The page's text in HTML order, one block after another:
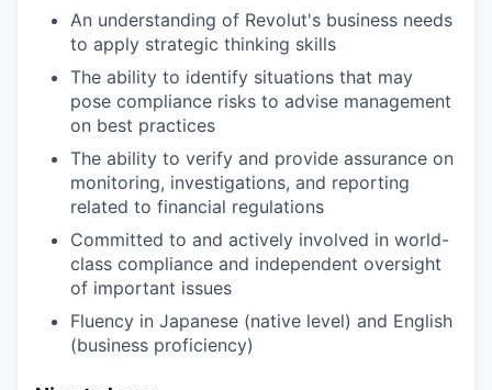
An understanding of Revolut's business needs
to apply strategic thinking skills
The ability to identify situations that may
pose compliance risks to advise management
on best practices
The ability to verify and provide assurance on
monitoring, investigations, and reporting
related to financial regulations
Committed to and actively involved in world-
class compliance and independent oversight
of important issues
Fluency in Japanese (native level) and English
(business proficiency)